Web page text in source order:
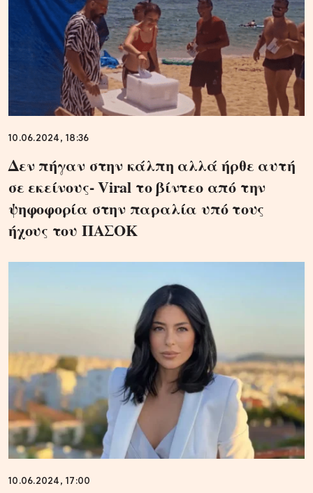
10.06.2024, 18:36
Δεν πήγαν στην κάλπη αλλά ήρθε αυτή
σε εκείνους- Viral το βίντεο από την
ψηφοφορία στην παραλία υπό τους
ήχους του ΠΑΣΟΚ
10.06.2024, 17:00